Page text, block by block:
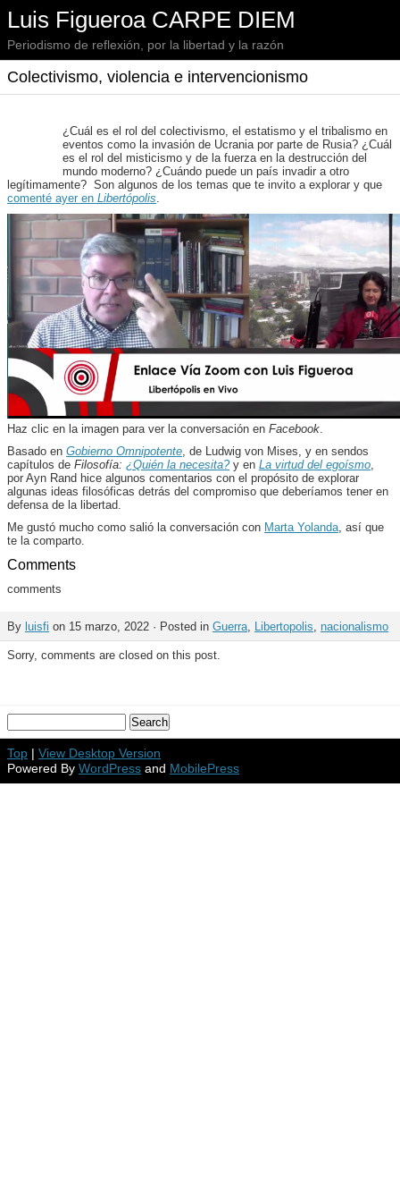
Luis Figueroa CARPE DIEM
Periodismo de reflexión, por la libertad y la razón
Colectivismo, violencia e intervencionismo
¿Cuál es el rol del colectivismo, el estatismo y el tribalismo en
eventos como la invasión de Ucrania por parte de Rusia? ¿Cuál
es el rol del misticismo y de la fuerza en la destrucción del
mundo moderno? ¿Cuándo puede un país invadir a otro
legítimamente? Son algunos de los temas que te invito a explorar y que
comenté ayer en Libertópolis.
Haz clic en la imagen para ver la conversación en Facebook.
Basado en Gobierno Omnipotente, de Ludwig von Mises, y en sendos
capítulos de Filosofía: ¿Quién la necesita?y en La virtud del egoísmo,
por Ayn Rand hice algunos comentarios con el propósito de explorar
algunas ideas filosóficas detrás del compromiso que deberíamos tener en
defensa de la libertad.
Me gustó mucho como salió la conversación con Marta Yolanda, así que
te la comparto.
Comments
comments
By luisfi on 15 marzo, 2022 · Posted in Guerra, Libertopolis, nacionalismo
Sorry, comments are closed on this post.
Top | View Desktop Version
Powered By WordPress and MobilePress